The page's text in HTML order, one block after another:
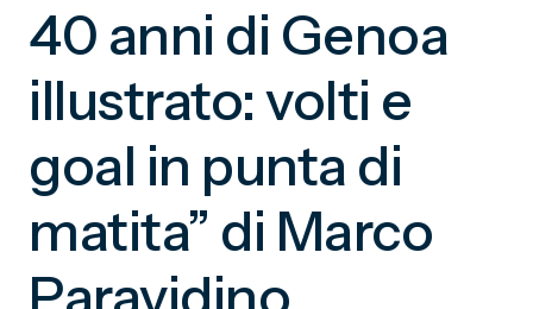
40 anni di Genoa
illustrato: volti e
goal in punta di
matita” di Marco